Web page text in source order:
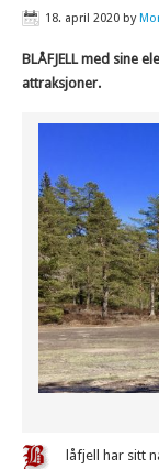
18. april 2020 by
BLÅFJELL med sine
attraksjoner.
låfjell har sitt